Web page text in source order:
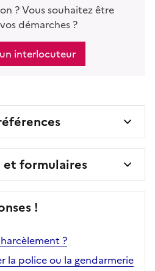
? Vous souhaitez être
démarches ?
interlocuteur
et formulaires
!
?
la police ou la gendarmerie